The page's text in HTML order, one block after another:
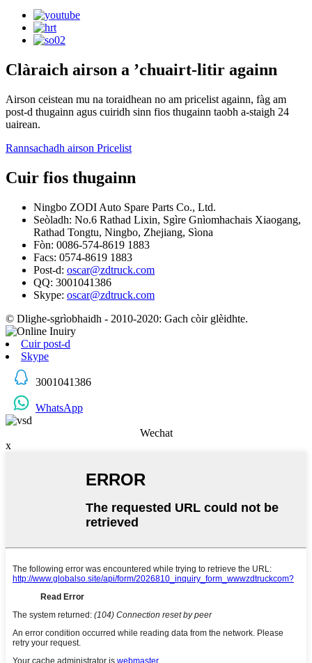
Clàraich airson a ’chuairt-litir againn
Airson ceistean mu na toraidhean no am pricelist againn, fàg am
post-d thugainn agus cuiridh sinn fios thugainn taobh a-staigh 24
uairean.
Rannsachadh airson Pricelist
Cuir fios thugainn
Ningbo ZODI Auto Spare Parts Co., Ltd.
Seòladh: No.6 Rathad Lixin, Sgìre Gnìomhachais Xiaogang,
Rathad Tongtu, Ningbo, Zhejiang, Sìona
Fòn: 0086-574-8619 1883
Facs: 0574-8619 1883
Post-d: oscar@zdtruck.com
QQ: 3001041386
Skype: oscar@zdtruck.com
© Dlighe-sgrìobhaidh - 2010-2020: Gach còir glèidhte.
Cuir post-d
Skype
3001041386
WhatsApp
Wechat
x